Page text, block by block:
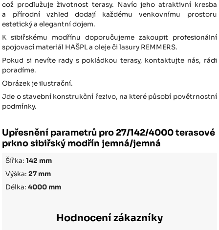
což prodlužuje životnost terasy. Navíc jeho atraktivní kresba
a přírodní vzhled dodají každému venkovnímu prostoru
estetický a elegantní dojem.
K sibiřskému modřínu doporučujeme zakoupit profesionální
spojovací materiál HAŠPL a oleje či lasury REMMERS.
Pokud si nevíte rady s pokládkou terasy, kontaktujte nás, rádi
poradíme.
Obrázek je ilustrační.
Jde o stavební konstrukční řezivo, na které působí povětrnostní
podmínky.
Upřesnění parametrů pro 27/142/4000 terasové
prkno sibiřský modřín jemná/jemná
Šířka:142 mm
Výška:27 mm
Délka:4000 mm
Hodnocení zákazníky